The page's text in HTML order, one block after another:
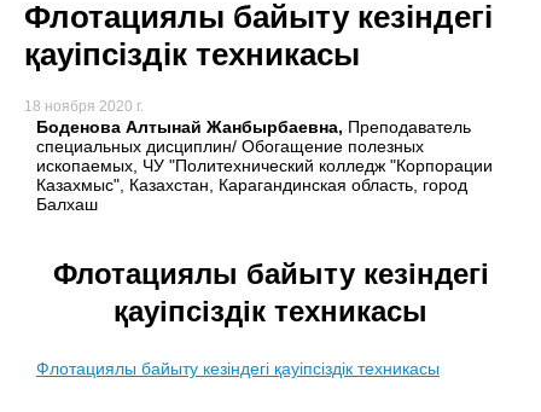
Флотациялы байыту кезіндегі
қауіпсіздік техникасы
18 ноября 2020 г.
Боденова Алтынай Жанбырбаевна, Преподаватель
специальных дисциплин/ Обогащение полезных
ископаемых, ЧУ "Политехнический колледж "Корпорации
Казахмыс", Казахстан, Карагандинская область, город
Балхаш
Флотациялы байыту кезіндегі
қауіпсіздік техникасы
Флотациялы байыту кезіндегі қауіпсіздік техникасы